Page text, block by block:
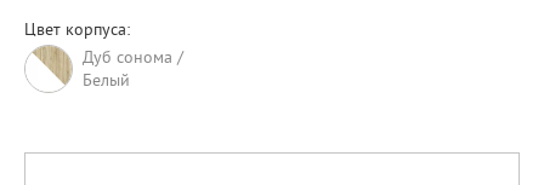
Цвет корпуса:
Дуб сонома /
Белый